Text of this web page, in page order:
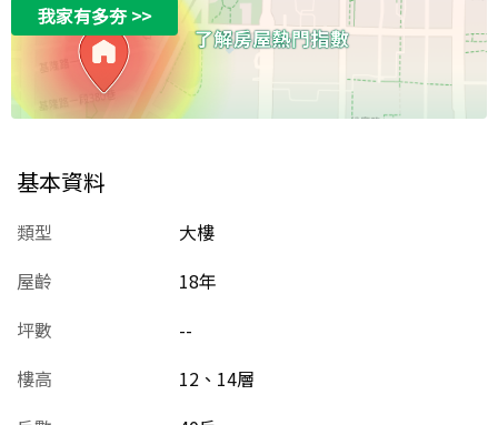
我家有多夯>>
基本資料
類型
大樓
屋齡
18年
坪數
--
樓高
12、14層